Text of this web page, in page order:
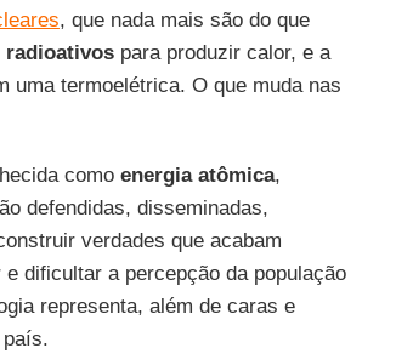
, que nada mais são do que
radioativospara produzir calor, e a
uma termoelétrica. O que muda nas
como energia atômica,
defendidas, disseminadas,
verdades que acabam
dificultar a percepção da população
representa, além de caras e